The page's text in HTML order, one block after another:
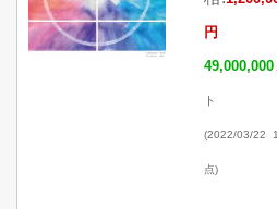
円
49,000,000
ト
(2022/03/22
点)